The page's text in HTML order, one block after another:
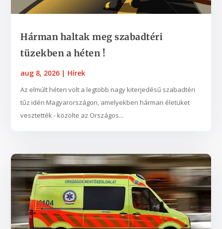
Hárman haltak meg szabadtéri
tüzekben a héten !
aug 8, 2026 | Hírek
Az elmúlt héten volt a legtöbb nagy kiterjedésű szabadtéri
tűz idén Magyarországon, amelyekben hárman életüket
vesztették - közölte az Országos...